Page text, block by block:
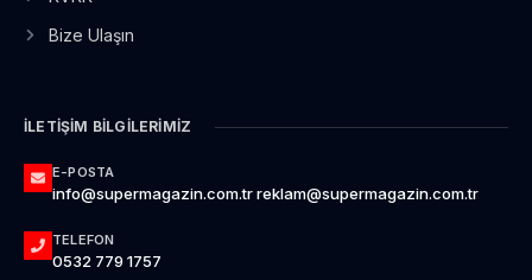
Bize Ulaşın
İLETIŞIM BILGILERIMIZ
E-POSTA
info@supermagazin.com.tr reklam@supermagazin.com.tr
TELEFON
0532 779 1757